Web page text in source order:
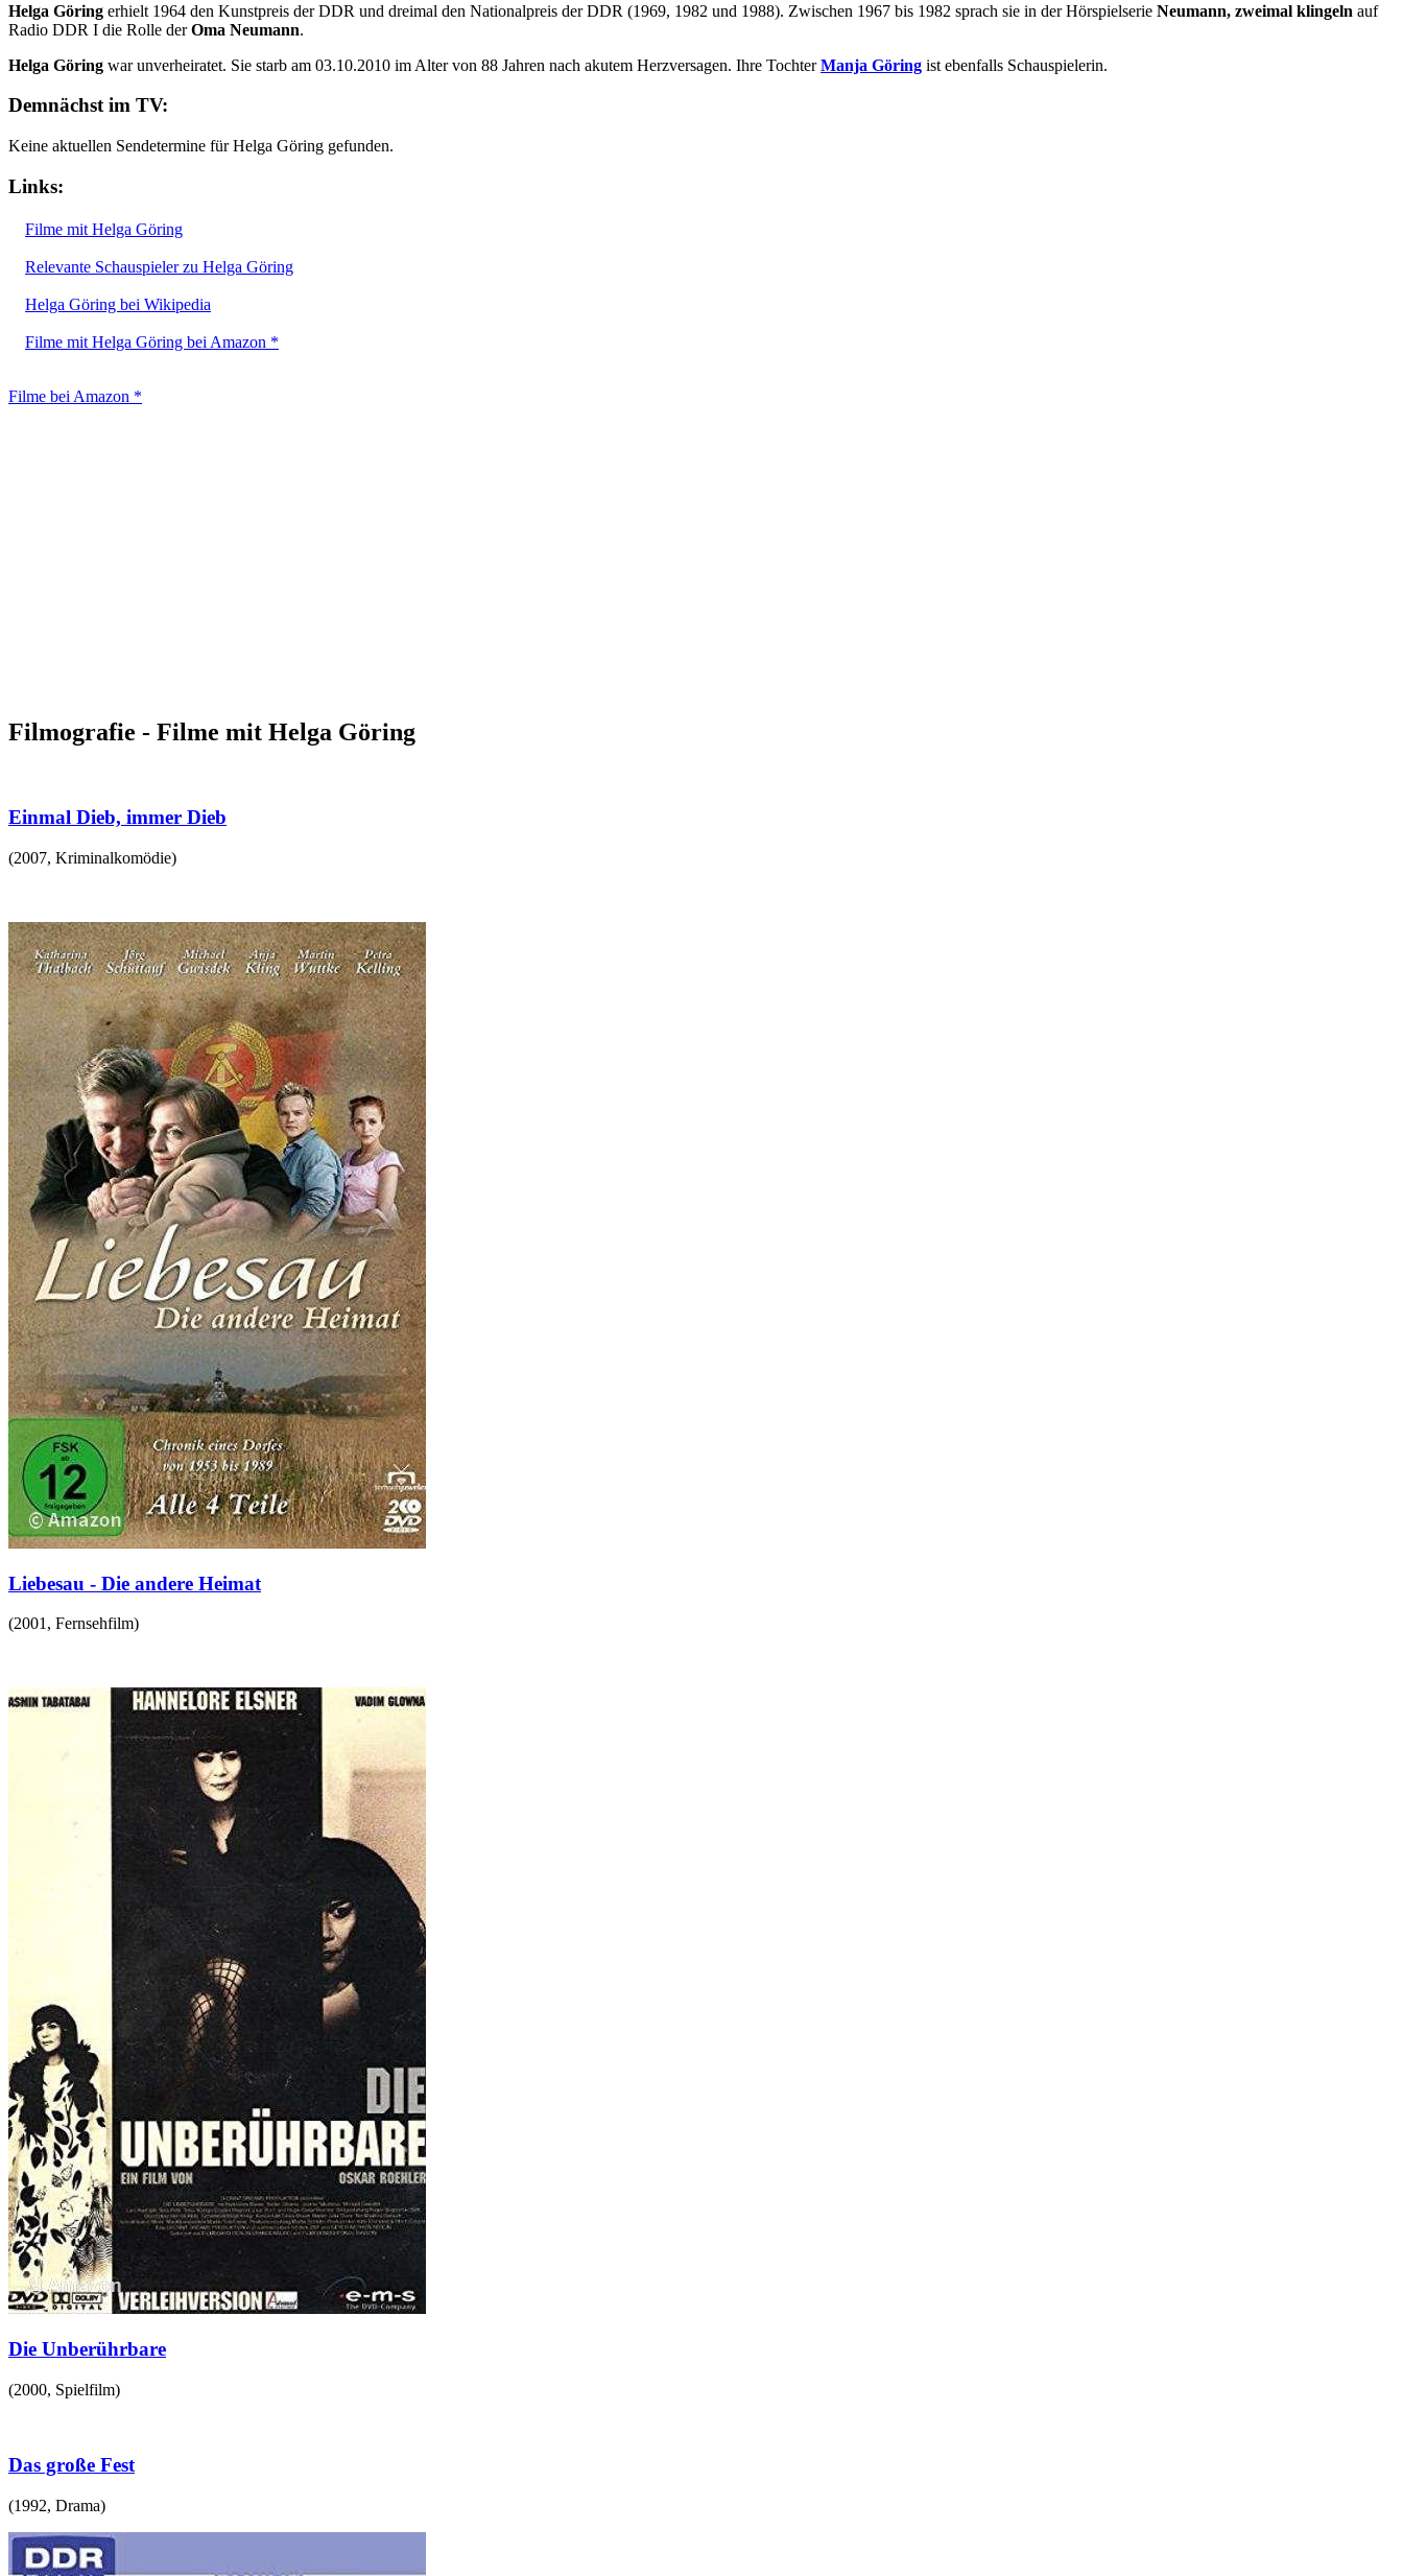
Helga Göring erhielt 1964 den Kunstpreis der DDR und dreimal den Nationalpreis der DDR (1969, 1982 und 1988). Zwischen 1967 bis 1982 sprach sie in der Hörspielserie Neumann, zweimal klingeln auf
Radio DDR I die Rolle derOma Neumann.
Helga Göring war unverheiratet. Sie starb am 03.10.2010 im Alter von 88 Jahren nach akutem Herzversagen. Ihre TochterManja Göring ist ebenfalls Schauspielerin.
Demnächst im TV:
Keine aktuellen Sendetermine für Helga Göring gefunden.
Links:
Filme mit Helga Göring
Relevante Schauspieler zu Helga Göring
Helga Göring bei Wikipedia
Filme mit Helga Göring bei Amazon *
Filme bei Amazon *
Filmografie - Filme mit Helga Göring
Einmal Dieb, immer Dieb
(2007, Kriminalkomödie)
Liebesau - Die andere Heimat
(2001 , Fernsehfilm)
Die Unberührbare
(2000, Spielfilm)
Das große Fest
(1992, Drama)